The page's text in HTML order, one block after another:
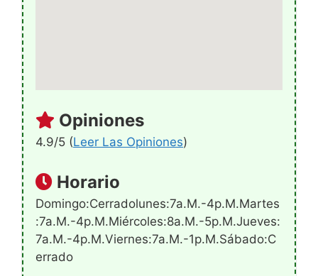
Opiniones
4.9/5 (Leer Las Opiniones)
Horario
Domingo:Cerradolunes:7a.m.-4p.m.martes
:7a.m.-4p.m.miércoles:8a.m.-5p.m.jueves:
7a.m.-4p.m.viernes:7a.m.-1p.m.sábado:C
Errado